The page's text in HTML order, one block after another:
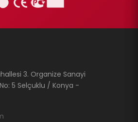
3. Organize Sanayi
5 Selçuklu / Konya -